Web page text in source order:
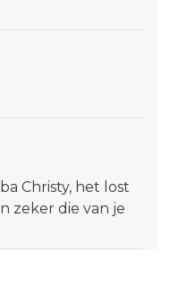
Christy, het lost
zeker die van je